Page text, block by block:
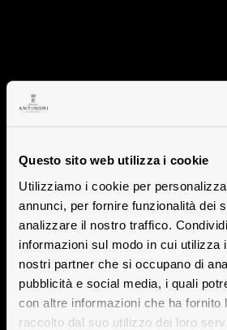
Questo sito web utilizza i cookie
Utilizziamo i cookie per
annunci, per fornire funzionalità dei
analizzare il nostro traffico.
informazioni sul modo in cui utilizza
nostri partner che si occupano di
pubblicità e social media, i quali
con altre informazioni che ha fornito
raccolto dal suo utilizzo dei loro